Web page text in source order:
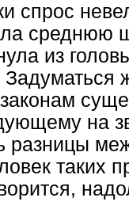
спрос
среднюю
из
на
разницы
таких